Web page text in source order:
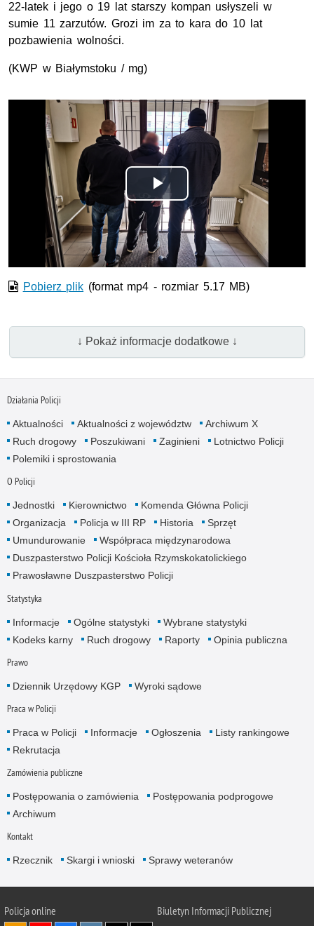
22-latek i jego o 19 lat starszy kompan usłyszeli w
sumie 11 zarzutów. Grozi im za to kara do 10 lat
pozbawienia wolności.
(KWP w Białymstoku / mg)
Opis filmu: policjanci prowadzą zatrzymanego w
Odtwórz
wideo
Pobierz plik (format mp4 - rozmiar 5.17 MB)
↓ Pokaż informacje dodatkowe ↓
Działania Policji
Aktualności Aktualności z województw
Archiwum X
Ruch drogowy
Poszukiwani Zaginieni
Lotnictwo Policji
Polemiki i sprostowania
O Policji
Jednostki Kierownictwo
Komenda Główna Policji
Organizacja
Policja w III RP Historia
Sprzęt
Umundurowanie
Współpraca międzynarodowa
Duszpasterstwo Policji Kościoła Rzymskokatolickiego
Prawosławne Duszpasterstwo Policji
Statystyka
Informacje Ogólne statystyki
Wybrane statystyki
Kodeks karny
Ruch drogowy Raporty Opinia publiczna
Prawo
Dziennik Urzędowy KGP Wyroki sądowe
Praca w Policji
Praca w Policji Informacje Ogłoszenia
Listy rankingowe
Rekrutacja
Zamówienia publiczne
Postępowania o zamówienia
Postępowania podprogowe
Archiwum
Kontakt
Rzecznik Skargi i wnioski Sprawy weteranów
Policjaonline Biuletyn Informacji Publicznej